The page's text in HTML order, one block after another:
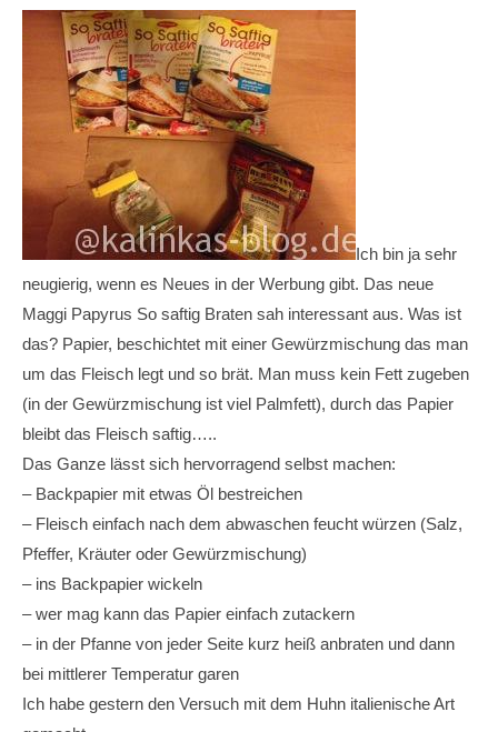
Ich bin ja sehr
neugierig, wenn es Neues in der Werbung gibt. Das neue
Maggi Papyrus So saftig Braten sah interessant aus. Was ist
das? Papier, beschichtet mit einer Gewürzmischung das man
um das Fleisch legt und so brät. Man muss kein Fett zugeben
(in der Gewürzmischung ist viel Palmfett), durch das Papier
bleibt das Fleisch saftig…..
Das Ganze lässt sich hervorragend selbst machen:
– Backpapier mit etwas Öl bestreichen
– Fleisch einfach nach dem abwaschen feucht würzen (Salz,
Pfeffer, Kräuter oder Gewürzmischung)
– ins Backpapier wickeln
– wer mag kann das Papier einfach zutackern
– in der Pfanne von jeder Seite kurz heiß anbraten und dann
bei mittlerer Temperatur garen
Ich habe gestern den Versuch mit dem Huhn italienische Art